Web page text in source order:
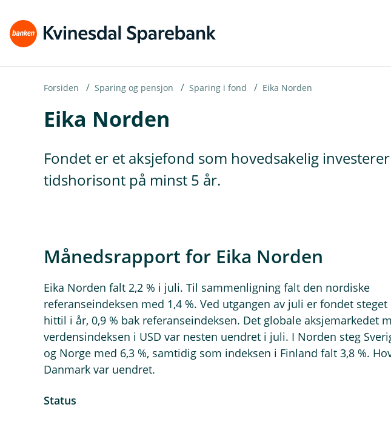
Forsiden Sparing og pensjon Sparing i fond Eika Norden
Eika Norden
Fondet er et aksjefond som hovedsakelig
tidshorisont på minst 5 år.
Månedsrapport for Eika Norden
Eika Norden falt 2,2 % i juli. Til sammenligning falt den nordiske
referanseindeksen med 1,4 %. Ved utgangen av juli er fondet steget
hittil i år, 0,9 % bak referanseindeksen. Det globale aksjemarkedet
verdensindeksen i USD var nesten uendret i juli. I Norden steg
og Norge med 6,3 %, samtidig som indeksen i Finland falt 3,8 %.
Danmark var uendret.